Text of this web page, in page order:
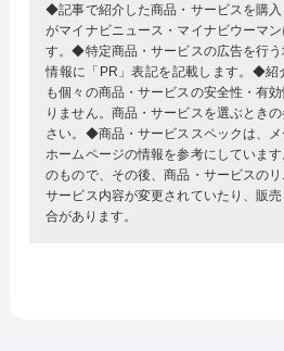
◆記事で紹介した商品・サービスを購
がマイナビニュース・マイナビウーマ
す。◆特定商品・サービスの広告を行
情報に「PR」表記を記載します。◆紹
も個々の商品・サービスの安全性・有
りません。商品・サービスを選ぶとき
さい。◆商品・サービススペックは、
ホームページの情報を参考にしていま
のもので、その後、商品・サービスの
サービス内容が変更されていたり、販
合があります。